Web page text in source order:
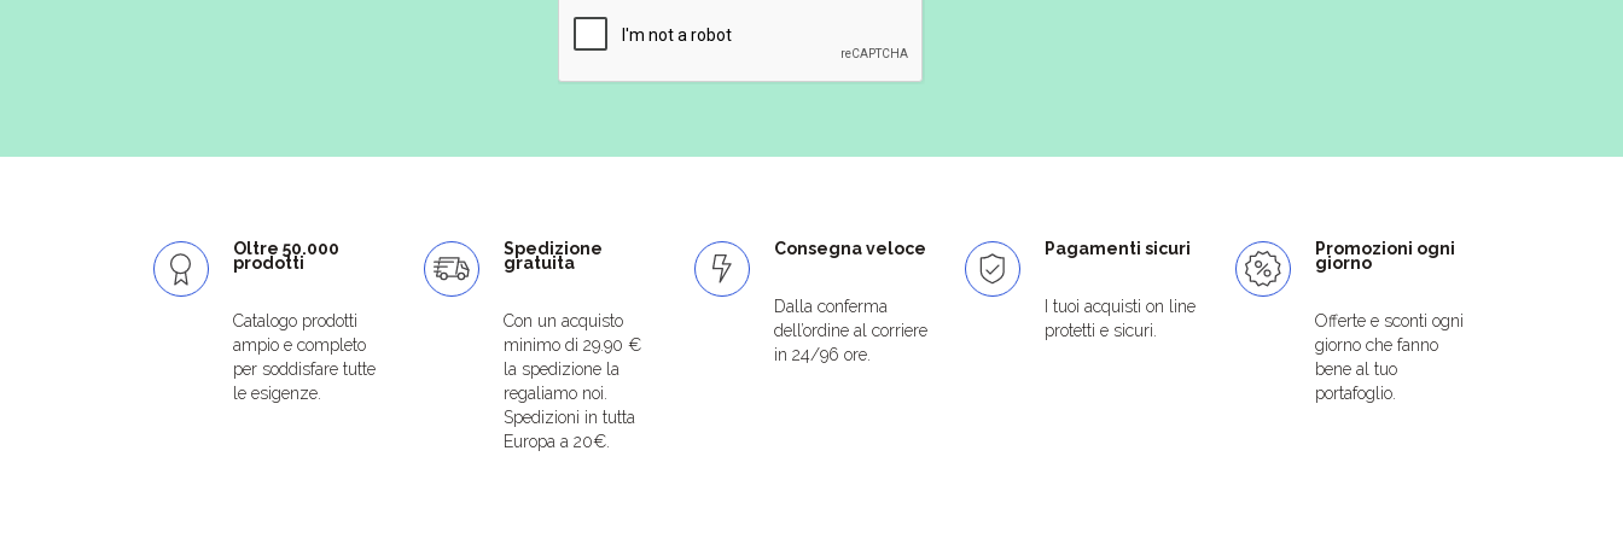
Oltre 50.000
prodotti
Catalogo prodotti
ampio e completo
per soddisfare tutte
le esigenze.
Spedizione
gratuita
Con un acquisto
minimo di 29.90 €
la spedizione la
regaliamo noi.
Spedizioni in tutta
Europa a 20€.
Consegna veloce
Dalla conferma
dell’ordine al corriere
in 24/96 ore.
Pagamenti sicuri
I tuoi acquisti on line
protetti e sicuri.
Promozioni ogni
giorno
Offerte e sconti ogni
giorno che fanno
bene al tuo
portafoglio.